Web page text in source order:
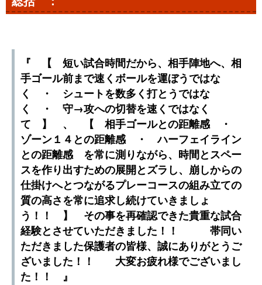
『 【 短い試合時間だから、相手陣地へ、相
手ゴール前まで速くボールを運ぼうではな
く ・ シュートを数多く打とうではな
く ・ 守→攻への切替を速くではなく
て 】 、 【 相手ゴールとの距離感 ・
ゾーン１４との距離感 ・ ハーフェイライン
との距離感 を常に測りながら、時間とスペー
スを作り出すための展開とズラし、崩しからの
仕掛けへとつながるプレーコースの組み立ての
質の高さを常に追求し続けていきましょ
う！！ 】 その事を再確認できた貴重な試合
経験とさせていただきました！！ 帯同い
ただきました保護者の皆様、誠にありがとうご
ざいました！！ 大変お疲れ様でございまし
た！！ 』